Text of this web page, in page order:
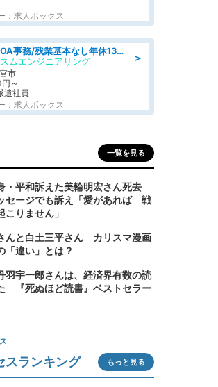
：求人ボックス
＞
一般事務・OA事務/残業基本なし年休130日社保完備の一般・調達事務
ムエンジニアリング
市
～
遣社員
：求人ボックス
一覧を見る
・平和訴えた美輪明宏さん死去
セージでも訴え「愛があれば 戦
こりません」
んと白土三平さん カリスマ漫画
「違い」とは？
羽宇一郎さんは、経済界有数の読
『死ぬほど読書』ベストセラー
スランキング もっと見る